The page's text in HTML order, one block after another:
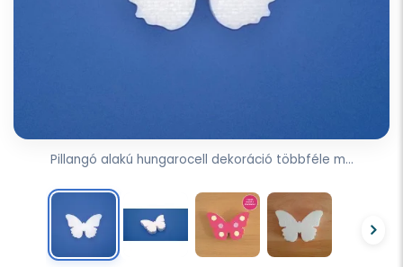
Pillangó alakú hungarocell dekoráció többféle m...